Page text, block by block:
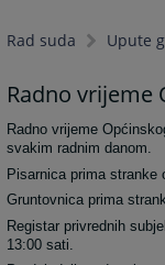
Rad suda Upute
Radno vrijeme
Radno vrijeme
svakim radnim danom.
Pisarnica prima stranke
Gruntovnica prima
Registar privrednih
13:00 sati.